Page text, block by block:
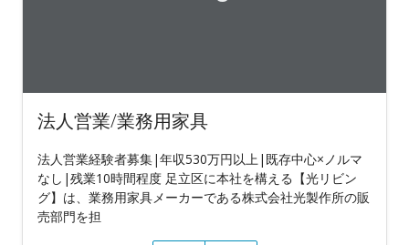
法人営業/業務用家具
法人営業経験者募集|年収530万円以上|既存中心×ノルマ
なし|残業10時間程度 足立区に本社を構える【光リビン
グ】は、業務用家具メーカーである株式会社光製作所の販
売部門を担